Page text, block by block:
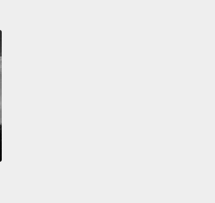
cleaned after every flight.
巾。那些餐桌或座椅每趟飛完有沒有被清
do clean, but what they mean by
the carpet.